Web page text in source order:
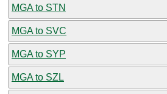
MGA to STN
MGA to SVC
MGA to SYP
MGA to SZL